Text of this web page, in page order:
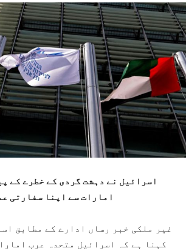
اسرائیل نے دہشت گردی کے خطرے کے
امارات سے اپنا سفارتی
غیر ملکی خبر رساں ادارے کے مطابق
کہنا ہے کہ اسرائیل متحدہ عرب